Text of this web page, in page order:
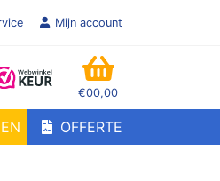
Mijn account
€00,00
WINKELMANDJE
OFFERTE